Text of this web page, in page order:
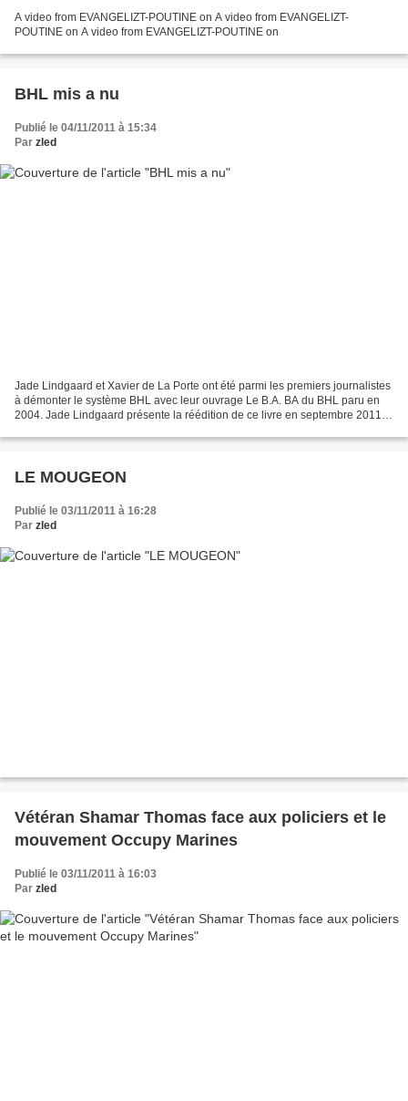
A video from EVANGELIZT-POUTINE on A video from EVANGELIZT-
POUTINE on A video from EVANGELIZT-POUTINE on
BHL mis a nu
Publié le 04/11/2011 à 15:34
Par zled
Jade Lindgaard et Xavier de La Porte ont été parmi les premiers journalistes
à démonter le système BHL avec leur ouvrage Le B.A. BA du BHL paru en
2004. Jade Lindgaard présente la réédition de ce livre en septembre 2011,
LE MOUGEON
Publié le 03/11/2011 à 16:28
Par zled
Vétéran Shamar Thomas face aux policiers et le
mouvement Occupy Marines
Publié le 03/11/2011 à 16:03
Par zled